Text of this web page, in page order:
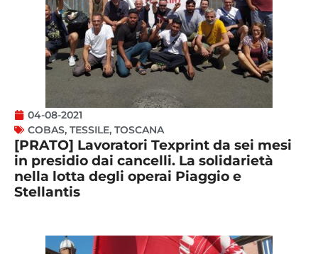
04-08-2021
COBAS, TESSILE, TOSCANA
[PRATO] Lavoratori Texprint da sei mesi
in presidio dai cancelli. La solidarietà
nella lotta degli operai Piaggio e
Stellantis